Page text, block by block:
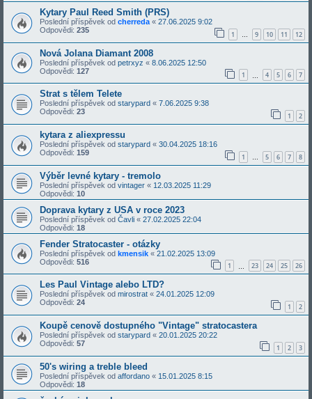
Kytary Paul Reed Smith (PRS)
Poslední příspěvek od cherreda « 27.06.2025 9:02
Odpovědi: 235 1 … 9 10 11 12
Nová Jolana Diamant 2008
Poslední příspěvek od petrxyz « 8.06.2025 12:50
Odpovědi: 127 1 4 5 6 7
Strat s tělem Telete
Poslední příspěvek od starypard « 7.06.2025 9:38
Odpovědi: 23 1 2
kytara z aliexpressu
Poslední příspěvek od starypard « 30.04.2025 18:16
Odpovědi: 159 1 … 5 6 7 8
Výběr levné kytary - tremolo
Poslední příspěvek od vintager « 12.03.2025 11:29
Odpovědi: 10
Doprava kytary z USA v roce 2023
Poslední příspěvek od Čavli « 27.02.2025 22:04
Odpovědi: 18
Fender Stratocaster - otázky
Poslední příspěvek od kmensik « 21.02.2025 13:09
Odpovědi: 516 1 23 24 25 26
Les Paul Vintage alebo LTD?
Poslední příspěvek od mirostrat « 24.01.2025 12:09
Odpovědi: 24 1 2
Koupě cenově dostupného "Vintage" stratocastera
Poslední příspěvek od starypard « 20.01.2025 20:22
Odpovědi: 57 1 2 3
50's wiring a treble bleed
Poslední příspěvek od affordano « 15.01.2025 8:15
Odpovědi: 18